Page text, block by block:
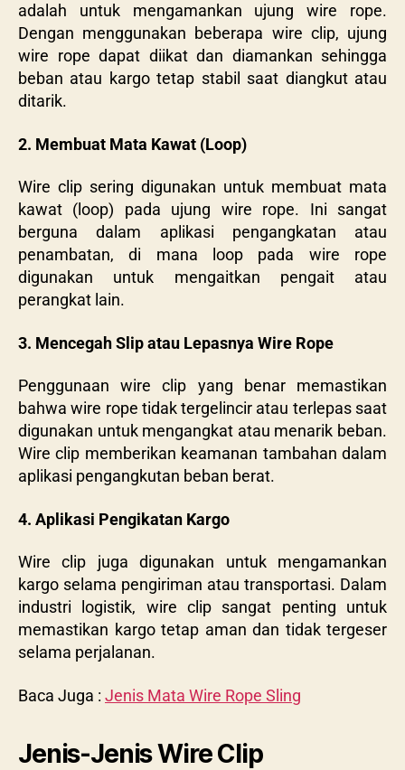
adalah untuk mengamankan ujung wire rope.
Dengan menggunakan beberapa wire clip, ujung
wire rope dapat diikat dan diamankan sehingga
beban atau kargo tetap stabil saat diangkut atau
ditarik.
2. Membuat Mata Kawat (Loop)
Wire clip sering digunakan untuk membuat mata
kawat (loop) pada ujung wire rope. Ini sangat
berguna dalam aplikasi pengangkatan atau
penambatan, di mana loop pada wire rope
digunakan untuk mengaitkan pengait atau
perangkat lain.
3. Mencegah Slip atau Lepasnya Wire Rope
Penggunaan wire clip yang benar memastikan
bahwa wire rope tidak tergelincir atau terlepas saat
digunakan untuk mengangkat atau menarik beban.
Wire clip memberikan keamanan tambahan dalam
aplikasi pengangkutan beban berat.
4. Aplikasi Pengikatan Kargo
Wire clip juga digunakan untuk mengamankan
kargo selama pengiriman atau transportasi. Dalam
industri logistik, wire clip sangat penting untuk
memastikan kargo tetap aman dan tidak tergeser
selama perjalanan.
Baca Juga : Jenis Mata Wire Rope Sling
Jenis-Jenis Wire Clip